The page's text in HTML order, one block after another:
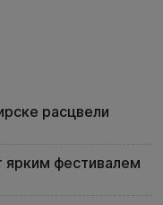
расцвели
ярким фестивалем